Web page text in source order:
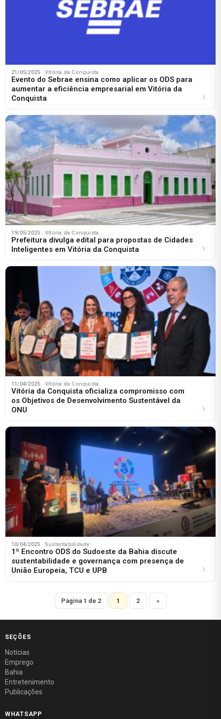
21/05/2025 · Vitória da Conquista
Evento do Sebrae ensina como aplicar os ODS para
aumentar a eficiência empresarial em Vitória da
Conquista
19/05/2025 · Vitória da Conquista
Prefeitura divulga edital para propostas de Cidades
Inteligentes em Vitória da Conquista
11/04/2025 · Vitória da Conquista
Vitória da Conquista oficializa compromisso com
os Objetivos de Desenvolvimento Sustentável da
ONU
10/04/2025 · Sustentabilidade
1º Encontro ODS do Sudoeste da Bahia discute
sustentabilidade e governança com presença de
União Europeia, TCU e UPB
Página 1 de 2 1 2 »
SEÇÕES
Notícias
Emprego
Bahia
Entretenimento
Publicações
WHATSAPP